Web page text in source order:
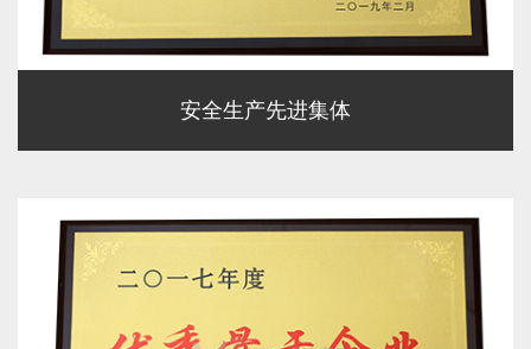
安全生产先进集体